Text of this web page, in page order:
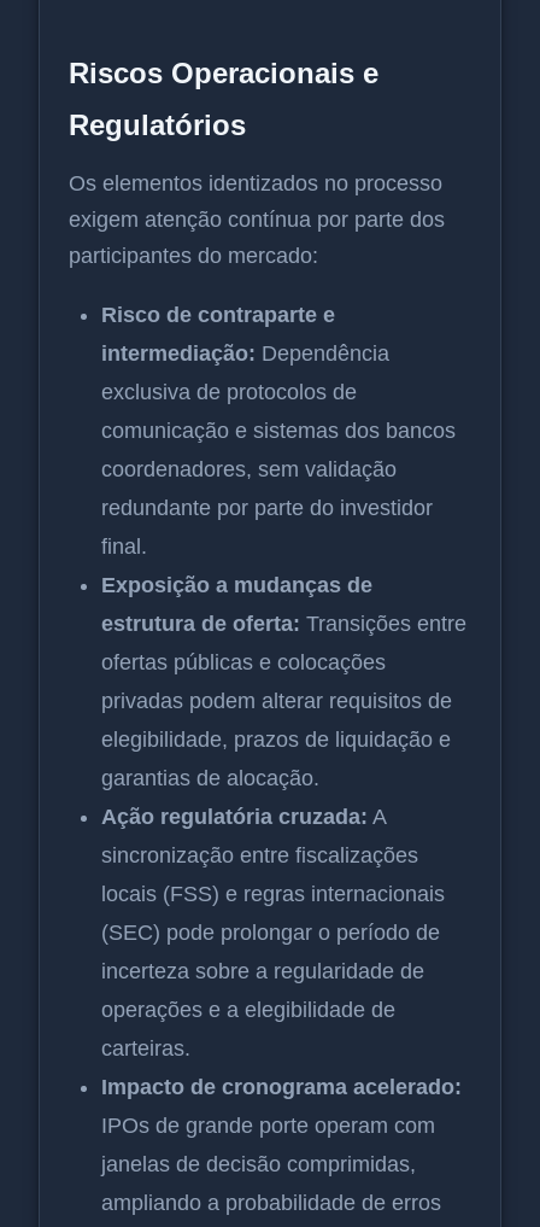
Riscos Operacionais e
Regulatórios
Os elementos identizados no processo
exigem atenção contínua por parte dos
participantes do mercado:
Risco de contraparte e
intermediação: Dependência
exclusiva de protocolos de
comunicação e sistemas dos bancos
coordenadores, sem validação
redundante por parte do investidor
final.
Exposição a mudanças de
estrutura de oferta: Transições entre
ofertas públicas e colocações
privadas podem alterar requisitos de
elegibilidade, prazos de liquidação e
garantias de alocação.
Ação regulatória cruzada: A
sincronização entre fiscalizações
locais (FSS) e regras internacionais
(SEC) pode prolongar o período de
incerteza sobre a regularidade de
operações e a elegibilidade de
carteiras.
Impacto de cronograma acelerado:
IPOs de grande porte operam com
janelas de decisão comprimidas,
ampliando a probabilidade de erros